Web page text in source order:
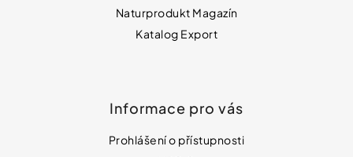
Naturprodukt Magazín
Katalog Export
Informace pro vás
Prohlášení o přístupnosti